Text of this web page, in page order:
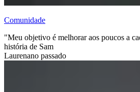
Comunidade
"Meu objetivo é melhorar aos poucos a
história de Sam
Laurenano passado